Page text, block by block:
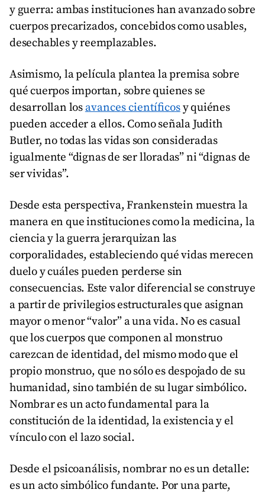
y guerra: ambas instituciones han avanzado sobre
cuerpos precarizados, concebidos como usables,
desechables y reemplazables.
Asimismo, la película plantea la premisa sobre
qué cuerpos importan, sobre quienes se
desarrollan los avances científicosy quiénes
pueden acceder a ellos. Como señala Judith
Butler, no todas las vidas son consideradas
igualmente “dignas de ser lloradas” ni “dignas de
ser vividas”.
Desde esta perspectiva, Frankenstein muestra la
manera en que instituciones como la medicina, la
ciencia y la guerra jerarquizan las
corporalidades, estableciendo qué vidas merecen
duelo y cuáles pueden perderse sin
consecuencias. Este valor diferencial se construye
a partir de privilegios estructurales que asignan
mayor o menor “valor” a una vida. No es casual
que los cuerpos que componen al monstruo
carezcan de identidad, del mismo modo que el
propio monstruo, que no sólo es despojado de su
humanidad, sino también de su lugar simbólico.
Nombrar es un acto fundamental para la
constitución de la identidad, la existencia y el
vínculo con el lazo social.
Desde el psicoanálisis, nombrar no es un detalle:
es un acto simbólico fundante. Por una parte,